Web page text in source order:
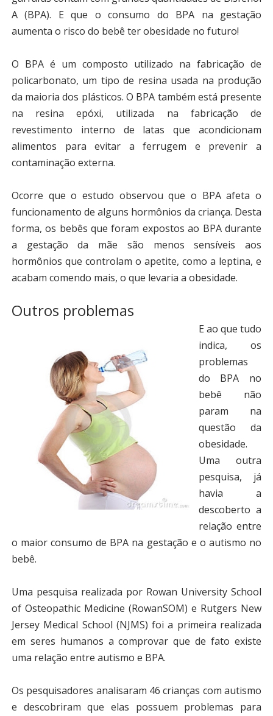
A (BPA). E que o consumo do BPA na gestação
aumenta o risco do bebê ter obesidade no futuro!
O BPA é um composto utilizado na fabricação de
policarbonato, um tipo de resina usada na produção
da maioria dos plásticos. O BPA também está presente
na resina epóxi, utilizada na fabricação de
revestimento interno de latas que acondicionam
alimentos para evitar a ferrugem e prevenir a
contaminação externa.
Ocorre que o estudo observou que o BPA afeta o
funcionamento de alguns hormônios da criança. Desta
forma, os bebês que foram expostos ao BPA durante
a gestação da mãe são menos sensíveis aos
hormônios que controlam o apetite, como a leptina, e
acabam comendo mais, o que levaria a obesidade.
Outros problemas
E ao que tudo
indica, os
problemas
do BPA no
bebê não
param na
questão da
obesidade.
Uma outra
pesquisa, já
havia a
descoberto a
relação entre
o maior consumo de BPA na gestação e o autismo no
bebê.
Uma pesquisa realizada por Rowan University School
of Osteopathic Medicine (RowanSOM) e Rutgers New
Jersey Medical School (NJMS) foi a primeira realizada
em seres humanos a comprovar que de fato existe
uma relação entre autismo e BPA.
Os pesquisadores analisaram 46 crianças com autismo
e descobriram que elas possuem problemas para